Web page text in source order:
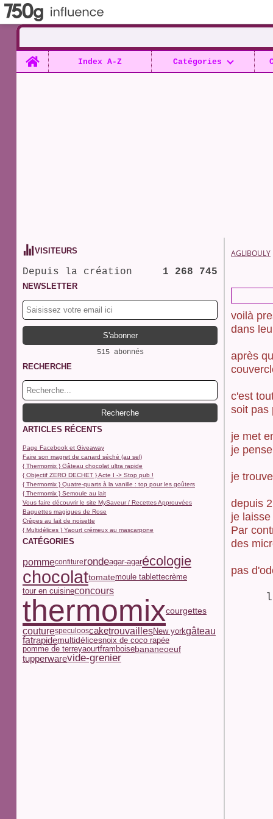
Home
Index A-Z Catégories
VISITEURS
Depuis la création 1 268 745
NEWSLETTER
515 abonnés
RECHERCHE
ARTICLES RÉCENTS
Page Facebook et Giveaway
Faire son magret de canard séché (au sel)
{ Thermomix } Gâteau chocolat ultra rapide
{ Objectif ZERO DECHET } Acte I -> Stop pub !
{ Thermomix } Quatre-quarts à la vanille : top pour les goûters
{ Thermomix } Semoule au lait
Vous faire découvrir le site MySaveur / Recettes Approuvées
Baguettes magiques de Rose
Crêpes au lait de noisette
{ Multidélices } Yaourt crémeux au mascarpone
CATÉGORIES
pommeconfiturerondeagar-agarécologie
chocolattomatemoule tablettecrème
tour en cuisineconcours
thermomixcourgettes
couturespeculooscaketrouvaillesNew yorkgâteau
fatrapidemultidélicesnoix de coco rapée
pomme de terreyaourtframboisebananeoeuf
tupperwarevide-grenier
AGLIBOULY
voilà
dans
après
c'est
soit pas
je met
je
je
depuis
je
Par
des
pas